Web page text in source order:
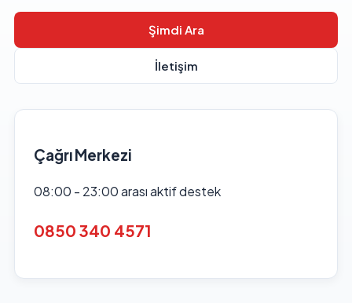
Şimdi Ara
İletişim
Çağrı Merkezi
08:00 - 23:00 arası aktif destek
0850 340 4571